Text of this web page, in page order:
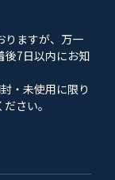
りますが、万一
後7日以内にお知
・未使用に限り
さい。